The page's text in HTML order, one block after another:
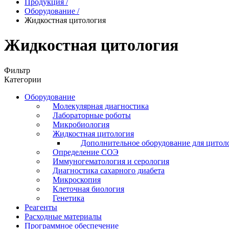
Продукция /
Оборудование /
Жидкостная цитология
Жидкостная цитология
Фильтр
Категории
Оборудование
Молекулярная диагностика
Лабораторные роботы
Микробиология
Жидкостная цитология
Дополнительное оборудование для
Определение СОЭ
Иммуногематология и серология
Диагностика сахарного диабета
Микроскопия
Клеточная биология
Генетика
Реагенты
Расходные материалы
Программное обеспечение